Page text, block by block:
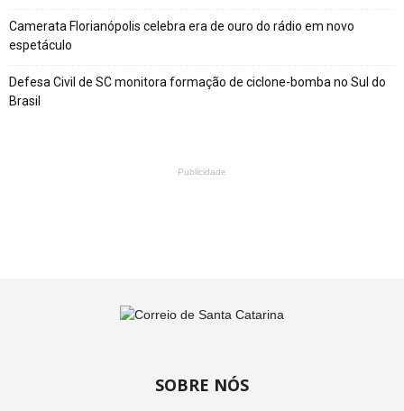
Camerata Florianópolis celebra era de ouro do rádio em novo
espetáculo
Defesa Civil de SC monitora formação de ciclone-bomba no Sul do
Brasil
Publicidade
SOBRE NÓS